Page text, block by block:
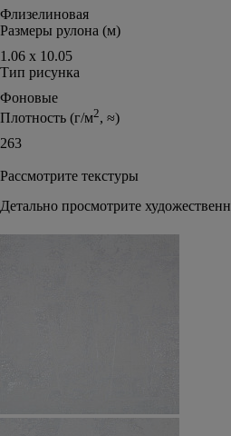
Флизелиновая
Размеры рулона (м)
1.06 х 10.05
Тип рисунка
Фоновые
Плотность (г/м2, ≈)
263
Рассмотрите текстуры
Детально просмотрите